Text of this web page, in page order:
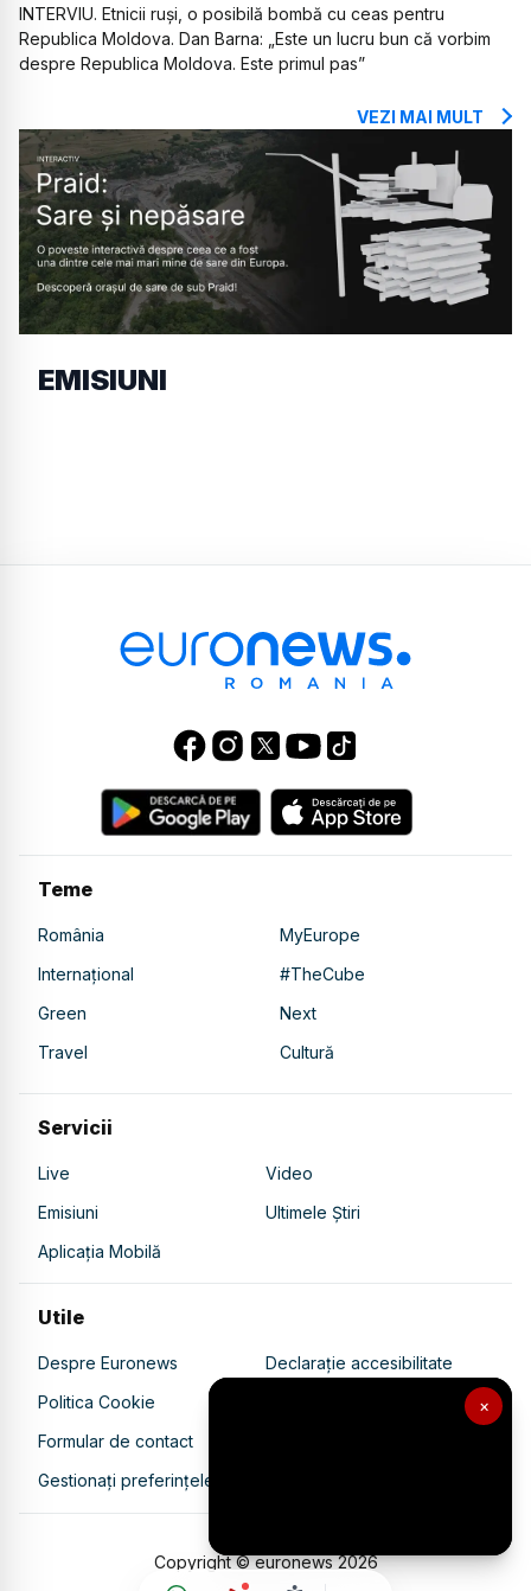
×
INTERVIU. Etnicii ruși, o posibilă bombă cu ceas pentru
Republica Moldova. Dan Barna: „Este un lucru bun că vorbim
despre Republica Moldova. Este primul pas”
VEZI MAI MULT
EMISIUNI
Teme
România
MyEurope
Internațional
#TheCube
Green
Next
Travel
Cultură
Servicii
Live
Video
Emisiuni
Ultimele Știri
Aplicația Mobilă
Utile
Despre Euronews
Declarație accesibilitate
Politica Cookie
Politica de confidențialitate
Formular de contact
Gestionați preferințele
Copyright © euronews2026